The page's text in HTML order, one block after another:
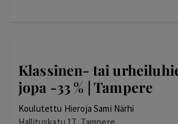
Klassinen- tai
jopa -33 % | Tampere
Koulutettu Hieroja Sami Närhi